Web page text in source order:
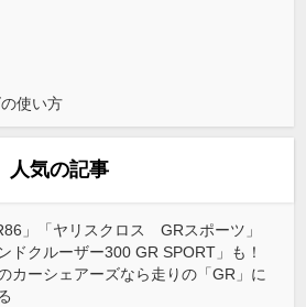
使い方
人気の記事
」「ヤリスクロス GRスポーツ」
ンドクルーザー300 GR SPORT」も！
カーシェアーズなら走りの「GR」に